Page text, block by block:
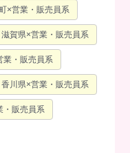
×営業・販売員系
滋賀県×営業・販売員系
業・販売員系
香川県×営業・販売員系
・販売員系